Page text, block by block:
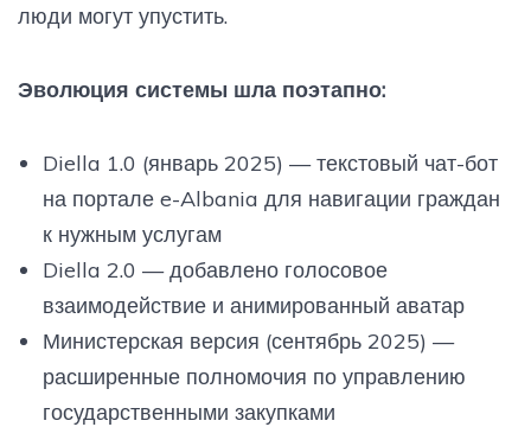
люди могут упустить.
Эволюция системы шла поэтапно:
Diella 1.0 (январь 2025) — текстовый чат-бот
на портале e-Albania для навигации граждан
к нужным услугам
Diella 2.0 — добавлено голосовое
взаимодействие и анимированный аватар
Министерская версия (сентябрь 2025) —
расширенные полномочия по управлению
государственными закупками